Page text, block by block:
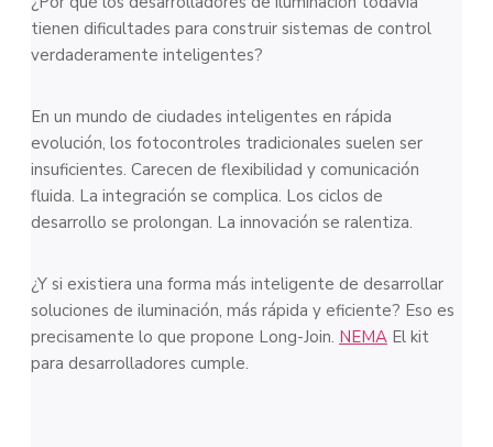
tienen dificultades para construir sistemas de control
verdaderamente inteligentes?
En un mundo de ciudades inteligentes en rápida
evolución, los fotocontroles tradicionales suelen ser
insuficientes. Carecen de flexibilidad y comunicación
fluida. La integración se complica. Los ciclos de
desarrollo se prolongan. La innovación se ralentiza.
¿Y si existiera una forma más inteligente de desarrollar
soluciones de iluminación, más rápida y eficiente? Eso es
precisamente lo que propone Long-Join. NEMA El kit
para desarrolladores cumple.